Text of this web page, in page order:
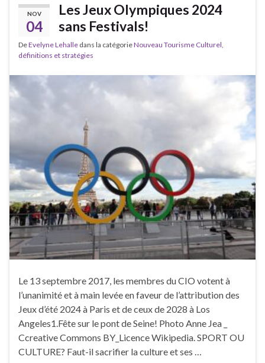
NOV
04
Les Jeux Olympiques 2024
sans Festivals!
DeEvelyne Lehalle dans la catégorieNouveau Tourisme Culturel,
définitions et stratégies
Le 13 septembre 2017, les membres du CIO votent à
l’unanimité et à main levée en faveur de l’attribution des
Jeux d’été 2024 à Paris et de ceux de 2028 à Los
Angeles1.Fête sur le pont de Seine! Photo Anne Jea _
Ccreative Commons BY_Licence Wikipedia. SPORT OU
CULTURE? Faut-il sacrifier la culture et ses …